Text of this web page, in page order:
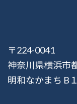
〒224-0041
神奈川県横浜市
明和なかまち B